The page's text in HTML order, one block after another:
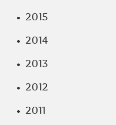
2015
2014
2013
2012
2011